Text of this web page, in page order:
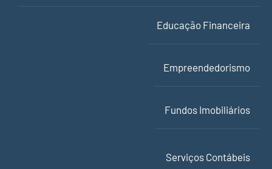
Educação Financeira
Empreendedorismo
Fundos Imobiliários
Serviços Contábeis